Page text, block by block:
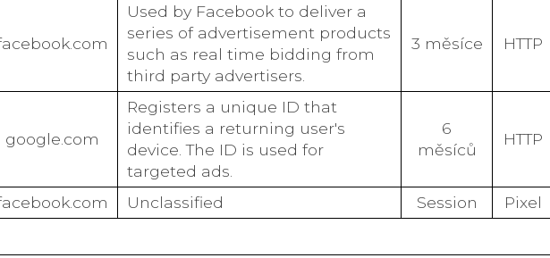
Used by Facebook to deliver a
series of advertisement products
such as real time bidding from
third party advertisers.
3 měsíce HTTP
google.com
Registers a unique ID that
identifies a returning user's
device. The ID is used for
targeted ads.
6
měsíců
HTTP
Unclassified Session Pixel